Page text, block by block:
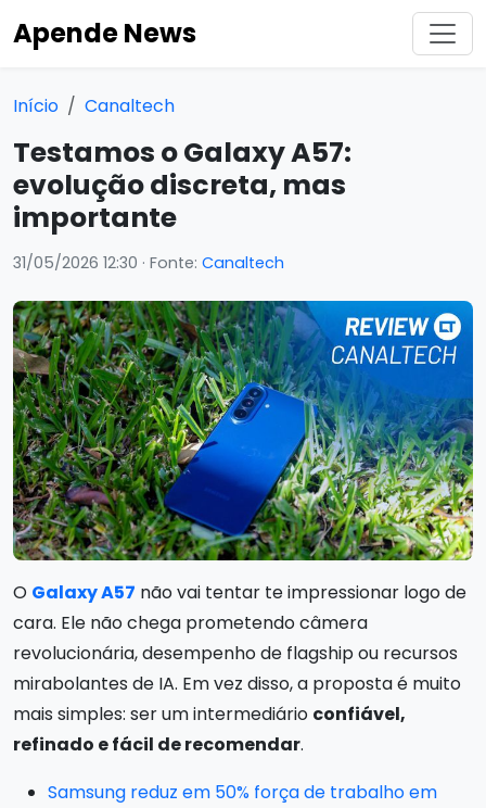
Apende News
Início Canaltech
Testamos o Galaxy A57:
evolução discreta, mas
importante
31/05/2026 12:30 · Fonte: Canaltech
O Galaxy A57 não vai tentar te impressionar logo de
cara. Ele não chega prometendo câmera
revolucionária, desempenho de flagship ou recursos
mirabolantes de IA. Em vez disso, a proposta é muito
mais simples: ser um intermediário confiável,
refinado e fácil de recomendar.
Samsung reduz em 50% força de trabalho em